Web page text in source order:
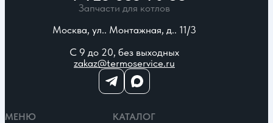
Запчасти для котлов
Москва, ул.. Монтажная, д.. 11/3
С 9 до 20, без выходных
zakaz@termoservice.ru
МЕНЮ
КАТАЛОГ